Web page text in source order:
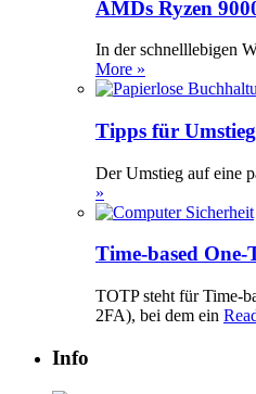
AMDs Ryzen
In der schnelllebigen
More »
Tipps für
Der Umstieg auf eine
»
Time-based
TOTP steht für Time-
2FA), bei dem ein
Info